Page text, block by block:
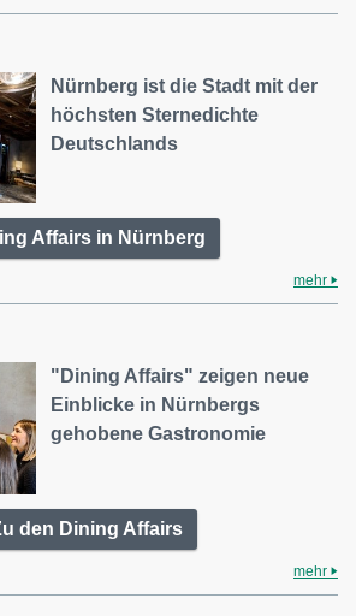
Nürnberg ist die Stadt mit der
höchsten Sternedichte
Deutschlands
Affairs in Nürnberg
mehr
"Dining Affairs" zeigen neue
Einblicke in Nürnbergs
gehobene Gastronomie
den Dining Affairs
mehr